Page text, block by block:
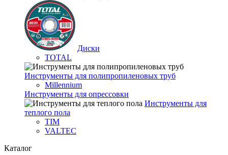
Диски
TOTAL
Инструменты для полипропиленовых труб
Millennium
Инструменты для опрессовки
Инструменты для
теплого пола
TIM
VALTEC
Каталог